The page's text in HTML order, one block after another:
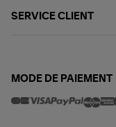
SERVICE CLIENT
MODE DE PAIEMENT